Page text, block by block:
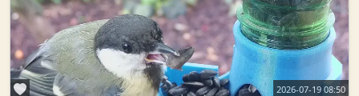
2026-07-19 08:50